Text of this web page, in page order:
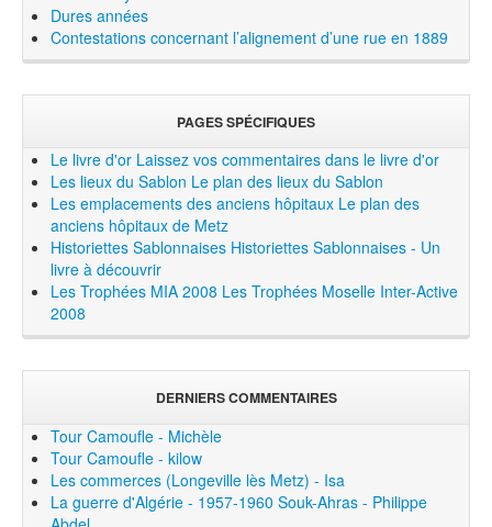
Dures années
Contestations concernant l’alignement d’une rue en 1889
PAGES SPÉCIFIQUES
Le livre d'or Laissez vos commentaires dans le livre d'or
Les lieux du Sablon Le plan des lieux du Sablon
Les emplacements des anciens hôpitaux Le plan des
anciens hôpitaux de Metz
Historiettes Sablonnaises Historiettes Sablonnaises - Un
livre à découvrir
Les Trophées MIA 2008 Les Trophées Moselle Inter-Active
2008
DERNIERS COMMENTAIRES
Tour Camoufle - Michèle
Tour Camoufle - kilow
Les commerces (Longeville lès Metz) - Isa
La guerre d'Algérie - 1957-1960 Souk-Ahras - Philippe